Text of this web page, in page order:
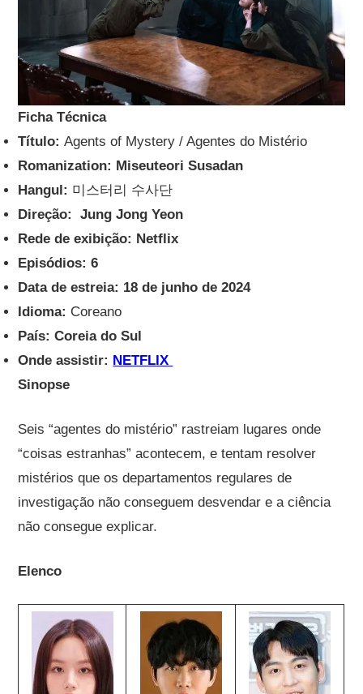
Ficha Técnica
Título: Agents of Mystery / Agentes do Mistério
Romanization: Miseuteori Susadan
Hangul: 미스터리 수사단
Direção: Jung Jong Yeon
Rede de exibição: Netflix
Episódios: 6
Data de estreia: 18 de junho de 2024
Idioma: Coreano
País: Coreia do Sul
Onde assistir: NETFLIX
Sinopse
Seis “agentes do mistério” rastreiam lugares onde
“coisas estranhas” acontecem, e tentam resolver
mistérios que os departamentos regulares de
investigação não conseguem desvendar e a ciência
não consegue explicar.
Elenco